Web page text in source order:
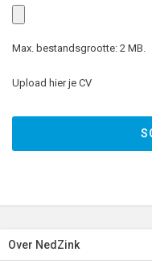
je
Max. bestandsgrootte: 2 MB.
Upload hier je CV
Over NedZink